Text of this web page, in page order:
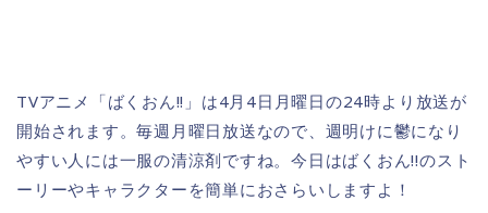
TVアニメ「ばくおん!!」は4月4日月曜日の24時より放送が
開始されます。毎週月曜日放送なので、週明けに鬱になり
やすい人には一服の清涼剤ですね。今日はばくおん!!のスト
ーリーやキャラクターを簡単におさらいしますよ！